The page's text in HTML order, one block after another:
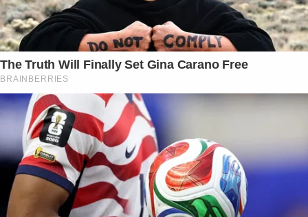
The Truth Will Finally Set Gina Carano Free
BRAINBERRIES